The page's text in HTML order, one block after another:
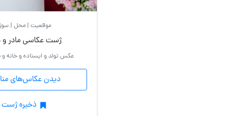
موقعیت | محل |
ژست عکاسی مادر و
عکس تولد و ایستاده و خانه و
دیدن عکاس‌های
ذخیره ژست